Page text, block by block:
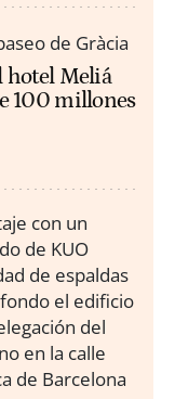
hotel Meliá
100 millones